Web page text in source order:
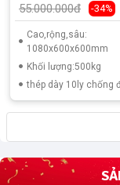
55.000.000đ -34%
Cao,rộng,sâu:
1080x600x600mm
Khối lượng:500kg
thép dày 10ly chống